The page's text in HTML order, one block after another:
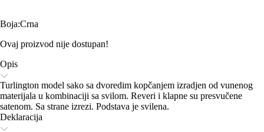
Boja:Crna
Ovaj proizvod nije dostupan!
Opis
Turlington model sako sa dvoredim kopčanjem izradjen od vunenog
materijala u kombinaciji sa svilom. Reveri i klapne su presvučene
satenom. Sa strane izrezi. Podstava je svilena.
Deklaracija